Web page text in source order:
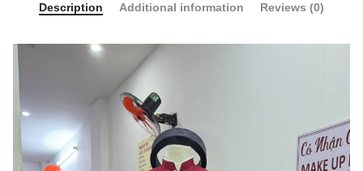
Description Additional information Reviews (0)